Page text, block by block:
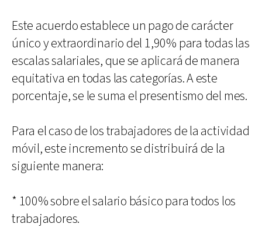
Este acuerdo establece un pago de carácter
único y extraordinario del 1,90% para todas las
escalas salariales, que se aplicará de manera
equitativa en todas las categorías. A este
porcentaje, se le suma el presentismo del mes.
Para el caso de los trabajadores de la actividad
móvil, este incremento se distribuirá de la
siguiente manera:
* 100% sobre el salario básico para todos los
trabajadores.